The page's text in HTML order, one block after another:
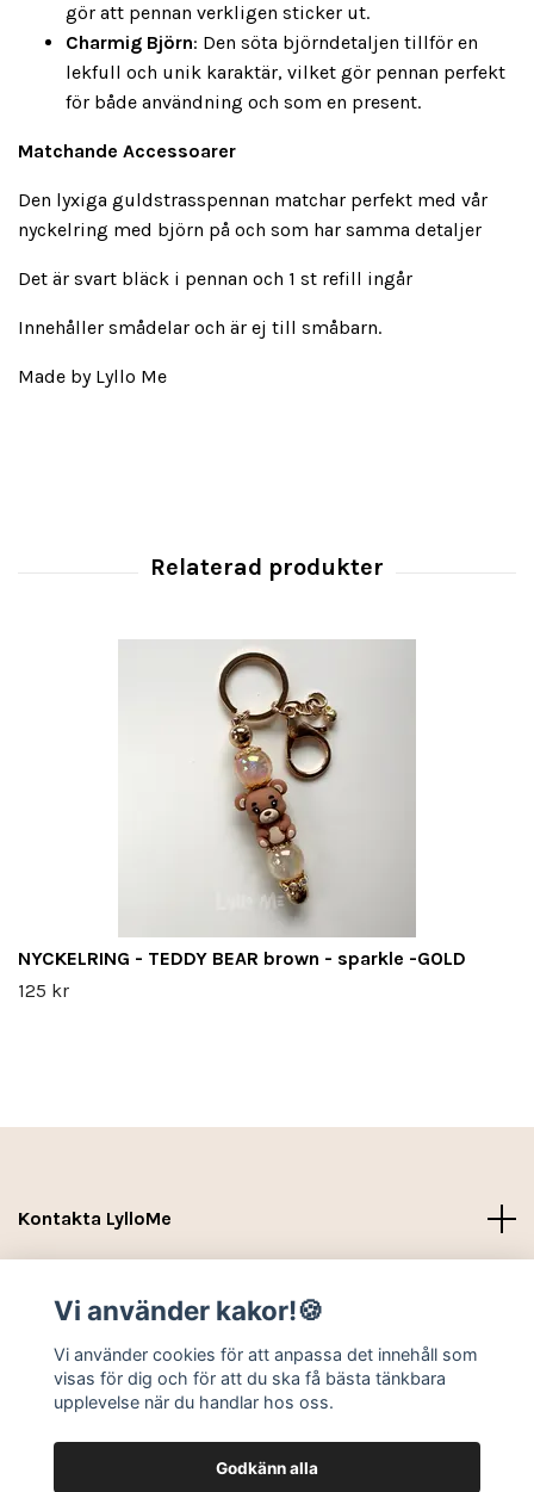
gör att pennan verkligen sticker ut.
Charmig Björn: Den söta björndetaljen tillför en
lekfull och unik karaktär, vilket gör pennan perfekt
för både användning och som en present.
Matchande Accessoarer
Den lyxiga guldstrasspennan matchar perfekt med vår
nyckelring med björn på och som har samma detaljer
Det är svart bläck i pennan och 1 st refill ingår
Innehåller smådelar och är ej till småbarn.
Made by Lyllo Me
NYCKELRING - TEDDY BEAR brown - sparkle -GOLD
125 kr
Kontakta LylloMe
Sociala medier
Vi använder kakor!🍪
Vi använder cookies för att anpassa det innehåll som
visas för dig och för att du ska få bästa tänkbara
upplevelse när du handlar hos oss.
Godkänn alla